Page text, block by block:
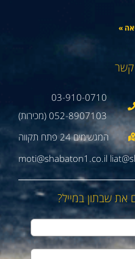
»
קשר
03-910-0710
052-8907103 (מכירות)
moti@shabaton1.co.il
את שבתון במייל?